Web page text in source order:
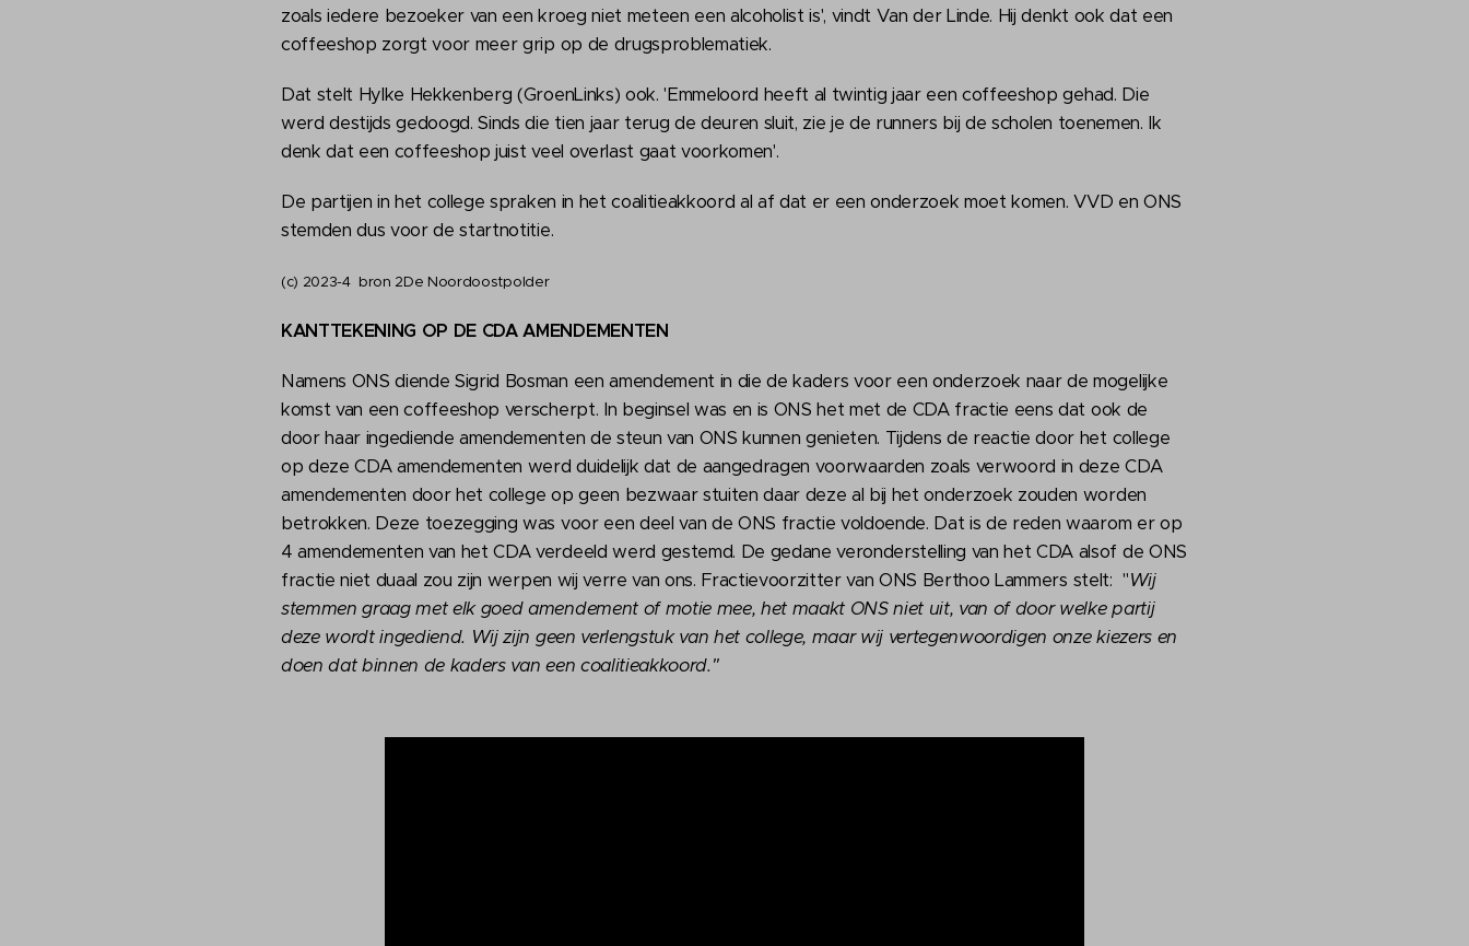
zoals iedere bezoeker van een kroeg niet meteen een alcoholist is', vindt Van der Linde. Hij denkt ook dat een
coffeeshop zorgt voor meer grip op de drugsproblematiek.
Dat stelt Hylke Hekkenberg (GroenLinks) ook. 'Emmeloord heeft al twintig jaar een coffeeshop gehad. Die
werd destijds gedoogd. Sinds die tien jaar terug de deuren sluit, zie je de runners bij de scholen toenemen. Ik
denk dat een coffeeshop juist veel overlast gaat voorkomen'.
De partijen in het college spraken in het coalitieakkoord al af dat er een onderzoek moet komen. VVD en ONS
stemden dus voor de startnotitie.
(c) 2023-4 bron 2De Noordoostpolder
KANTTEKENING OP DE CDA AMENDEMENTEN
Namens ONS diende Sigrid Bosman een amendement in die de kaders voor een onderzoek naar de mogelijke
komst van een coffeeshop verscherpt. In beginsel was en is ONS het met de CDA fractie eens dat ook de
door haar ingediende amendementen de steun van ONS kunnen genieten. Tijdens de reactie door het college
op deze CDA amendementen werd duidelijk dat de aangedragen voorwaarden zoals verwoord in deze CDA
amendementen door het college op geen bezwaar stuiten daar deze al bij het onderzoek zouden worden
betrokken. Deze toezegging was voor een deel van de ONS fractie voldoende. Dat is de reden waarom er op
4 amendementen van het CDA verdeeld werd gestemd. De gedane veronderstelling van het CDA alsof de ONS
fractie niet duaal zou zijn werpen wij verre van ons. Fractievoorzitter van ONS Berthoo Lammers stelt: "Wij
stemmen graag met elk goed amendement of motie mee, het maakt ONS niet uit, van of door welke partij
deze wordt ingediend. Wij zijn geen verlengstuk van het college, maar wij vertegenwoordigen onze kiezers en
doen dat binnen de kaders van een coalitieakkoord."